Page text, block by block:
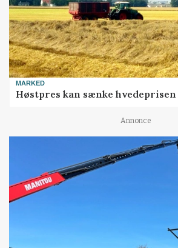
MARKED
Høstpres kan sænke
Annonce